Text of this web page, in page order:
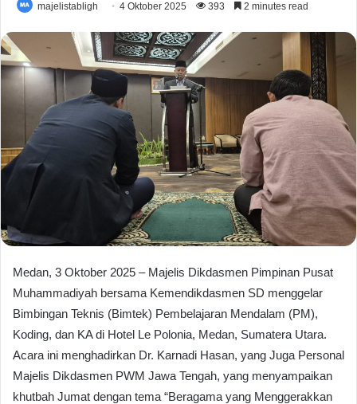
majelistabligh 4 Oktober 2025 393 2 minutes read
Medan, 3 Oktober 2025 – Majelis Dikdasmen Pimpinan Pusat
Muhammadiyah bersama Kemendikdasmen SD menggelar
Bimbingan Teknis (Bimtek) Pembelajaran Mendalam (PM),
Koding, dan KA di Hotel Le Polonia, Medan, Sumatera Utara.
Acara ini menghadirkan Dr. Karnadi Hasan, yang Juga Personal
Majelis Dikdasmen PWM Jawa Tengah, yang menyampaikan
khutbah Jumat dengan tema “Beragama yang Menggerakkan